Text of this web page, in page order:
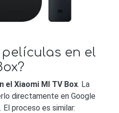
en el
el Xiaomi MI TV Box. La
directamente en Google
proceso es similar: